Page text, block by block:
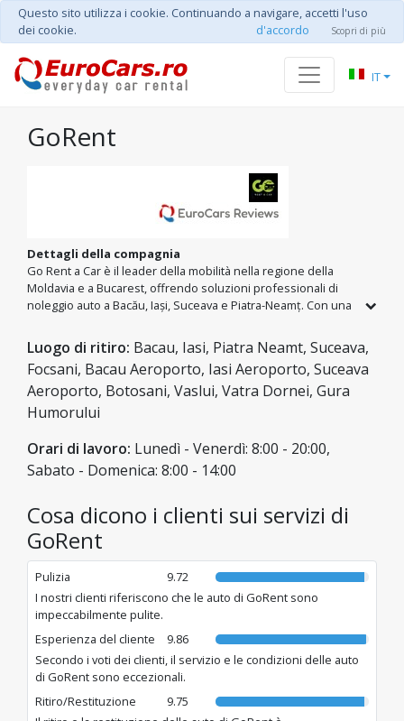
Questo sito utilizza i cookie. Continuando a navigare, accetti l'uso
dei cookie.
d'accordo Scopri di più
IT
GoRent
Dettagli della compagnia
Go Rent a Car è il leader della mobilità nella regione della
Moldavia e a Bucarest, offrendo soluzioni professionali di
noleggio auto a Bacău, Iași, Suceava e Piatra-Neamț. Con una
SCV, OTP), vantiamo una flotta di oltre 60 veicoli affidabili, dai
marchi economici ai modelli di lusso. La nostra missione è
offrire il miglior rapporto qualità-prezzo, garantendo
un'esperienza di viaggio impeccabile.
Luogo di ritiro: Bacau, Iasi, Piatra Neamt, Suceava,
Focsani, Bacau Aeroporto, Iasi Aeroporto, Suceava
Aeroporto, Botosani, Vaslui, Vatra Dornei, Gura
Humorului
Orari di lavoro: Lunedì - Venerdì: 8:00 - 20:00,
Sabato - Domenica: 8:00 - 14:00
Cosa dicono i clienti sui servizi di
GoRent
Pulizia
9.72
I nostri clienti riferiscono che le auto di GoRent sono
impeccabilmente pulite.
Esperienza del cliente
9.86
Secondo i voti dei clienti, il servizio e le condizioni delle auto
di GoRent sono eccezionali.
Ritiro/Restituzione
9.75